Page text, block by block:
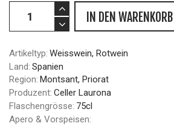
IN DEN WARENKORB
Artikeltyp: Weisswein, Rotwein
Land: Spanien
Region: Montsant, Priorat
Produzent: Celler Laurona
Flaschengrösse: 75cl
Apero & Vorspeisen: